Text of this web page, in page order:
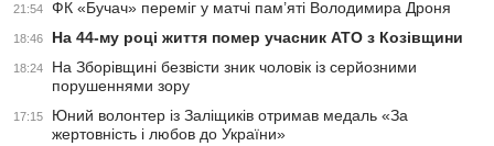
21:54 ФК «Бучач» переміг у матчі пам’яті Володимира Дроня
18:46 На 44-му році життя помер учасник АТО з Козівщини
18:24
На Зборівщині безвісти зник чоловік із серйозними
порушеннями зору
17:15
Юний волонтер із Заліщиків отримав медаль «За
жертовність і любов до України»